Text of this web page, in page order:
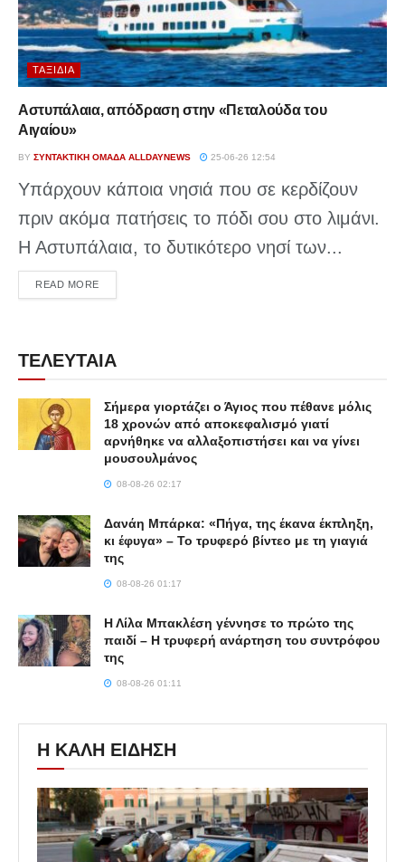
ΤΑΞΊΔΙΑ
Αστυπάλαια, απόδραση στην «Πεταλούδα του
Αιγαίου»
BY ΣΥΝΤΑΚΤΙΚΉ ΟΜΆΔΑ ALLDAYNEWS 25-06-26 12:54
Υπάρχουν κάποια νησιά που σε κερδίζουν
πριν ακόμα πατήσεις το πόδι σου στο λιμάνι.
Η Αστυπάλαια, το δυτικότερο νησί των...
READ MOREDETAILS
ΤΕΛΕΥΤΑΙΑ
Σήμερα γιορτάζει ο Άγιος που πέθανε μόλις
18 χρονών από αποκεφαλισμό γιατί
αρνήθηκε να αλλαξοπιστήσει και να γίνει
μουσουλμάνος
08-08-26 02:17
Δανάη Μπάρκα: «Πήγα, της έκανα έκπληξη,
κι έφυγα» – Το τρυφερό βίντεο με τη γιαγιά
της
08-08-26 01:17
Η Λίλα Μπακλέση γέννησε το πρώτο της
παιδί – Η τρυφερή ανάρτηση του συντρόφου
της
08-08-26 01:11
Η ΚΑΛΗ ΕΙΔΗΣΗ